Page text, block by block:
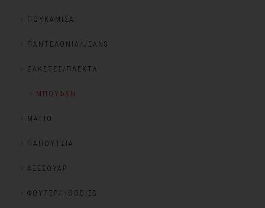
ΠΟΥΚΆΜΙΣΑ
ΠΑΝΤΕΛΌΝΙΑ/JEANS
ΖΑΚΈΤΕΣ/ΠΛΕΚΤΆ
ΜΠΟΥΦΆΝ
ΜΑΓΙΌ
ΠΑΠΟΎΤΣΙΑ
ΑΞΕΣΟΥΆΡ
ΦΟΎΤΕΡ/HOODIES